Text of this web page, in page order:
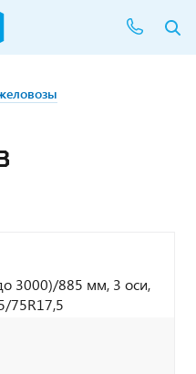
3000)/885 мм, 3 оси,
75R17,5